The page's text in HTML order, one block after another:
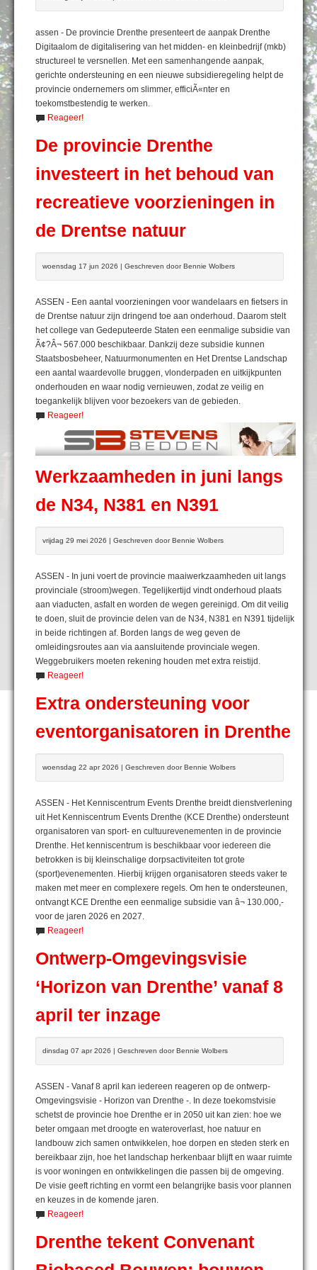
assen - De provincie Drenthe presenteert de aanpak Drenthe
Digitaalom de digitalisering van het midden- en kleinbedrijf (mkb)
structureel te versnellen. Met een samenhangende aanpak,
gerichte ondersteuning en een nieuwe subsidieregeling helpt de
provincie ondernemers om slimmer, efficiÃ«nter en
toekomstbestendig te werken.
Reageer!
De provincie Drenthe
investeert in het behoud van
recreatieve voorzieningen in
de Drentse natuur
woensdag 17 jun 2026 | Geschreven door Bennie Wolbers
ASSEN - Een aantal voorzieningen voor wandelaars en fietsers in
de Drentse natuur zijn dringend toe aan onderhoud. Daarom stelt
het college van Gedeputeerde Staten een eenmalige subsidie van
Ã¢?Â¬ 567.000 beschikbaar. Dankzij deze subsidie kunnen
Staatsbosbeheer, Natuurmonumenten en Het Drentse Landschap
een aantal waardevolle bruggen, vlonderpaden en uitkijkpunten
onderhouden en waar nodig vernieuwen, zodat ze veilig en
toegankelijk blijven voor bezoekers van de gebieden.
Reageer!
Werkzaamheden in juni langs
de N34, N381 en N391
vrijdag 29 mei 2026 | Geschreven door Bennie Wolbers
ASSEN - In juni voert de provincie maaiwerkzaamheden uit langs
provinciale (stroom)wegen. Tegelijkertijd vindt onderhoud plaats
aan viaducten, asfalt en worden de wegen gereinigd. Om dit veilig
te doen, sluit de provincie delen van de N34, N381 en N391 tijdelijk
in beide richtingen af. Borden langs de weg geven de
omleidingsroutes aan via aansluitende provinciale wegen.
Weggebruikers moeten rekening houden met extra reistijd.
Reageer!
Extra ondersteuning voor
eventorganisatoren in Drenthe
woensdag 22 apr 2026 | Geschreven door Bennie Wolbers
ASSEN - Het Kenniscentrum Events Drenthe breidt dienstverlening
uit Het Kenniscentrum Events Drenthe (KCE Drenthe) ondersteunt
organisatoren van sport- en cultuurevenementen in de provincie
Drenthe. Het kenniscentrum is beschikbaar voor iedereen die
betrokken is bij kleinschalige dorpsactiviteiten tot grote
(sport)evenementen. Hierbij krijgen organisatoren steeds vaker te
maken met meer en complexere regels. Om hen te ondersteunen,
ontvangt KCE Drenthe een eenmalige subsidie van â¬ 130.000,-
voor de jaren 2026 en 2027.
Reageer!
Ontwerp-Omgevingsvisie
‘Horizon van Drenthe’ vanaf 8
april ter inzage
dinsdag 07 apr 2026 | Geschreven door Bennie Wolbers
ASSEN - Vanaf 8 april kan iedereen reageren op de ontwerp-
Omgevingsvisie - Horizon van Drenthe -. In deze toekomstvisie
schetst de provincie hoe Drenthe er in 2050 uit kan zien: hoe we
beter omgaan met droogte en wateroverlast, hoe natuur en
landbouw zich samen ontwikkelen, hoe dorpen en steden sterk en
bereikbaar zijn, hoe het landschap herkenbaar blijft en waar ruimte
is voor woningen en ontwikkelingen die passen bij de omgeving.
De visie geeft richting en vormt een belangrijke basis voor plannen
en keuzes in de komende jaren.
Reageer!
Drenthe tekent Convenant